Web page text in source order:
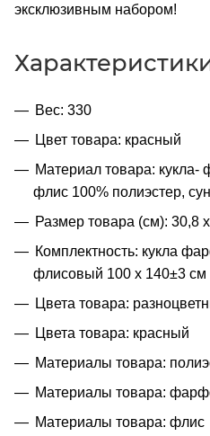
эксклюзивным набором!
Вес: 330
Цвет товара: красный
Материал товара: кукла-
флис 100% полиэстер,
Размер товара (см): 30,8
Комплектность: кукла
флисовый 100 х 140±3 см
Цвета товара:
Цвета товара: красный
Материалы товара:
Материалы товара:
Материалы товара: флис